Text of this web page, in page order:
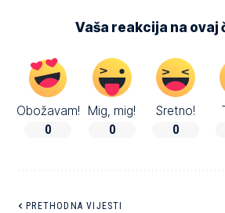
Vaša reakcija na ovaj
Obožavam!
0
Mig, mig!
0
Sretno!
0
PRETHODNA VIJESTI